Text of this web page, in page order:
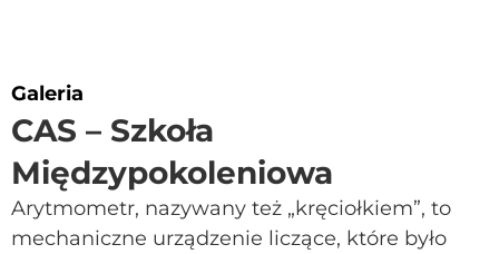
Galeria
CAS – Szkoła
Międzypokoleniowa
Arytmometr, nazywany też „kręciołkiem”, to
mechaniczne urządzenie liczące, które było